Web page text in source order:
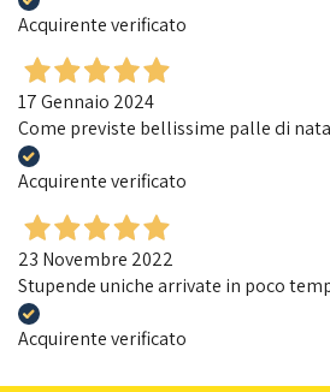
Acquirente verificato
17 Gennaio 2024
Come previste bellissime palle di
Acquirente verificato
23 Novembre 2022
Stupende uniche arrivate in poco
Acquirente verificato